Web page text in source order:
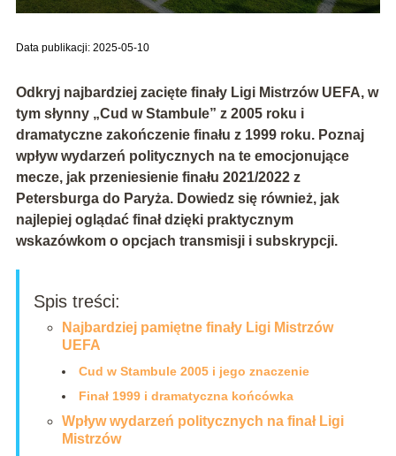
Data publikacji: 2025-05-10
Odkryj najbardziej zacięte finały Ligi Mistrzów UEFA, w
tym słynny „Cud w Stambule” z 2005 roku i
dramatyczne zakończenie finału z 1999 roku. Poznaj
wpływ wydarzeń politycznych na te emocjonujące
mecze, jak przeniesienie finału 2021/2022 z
Petersburga do Paryża. Dowiedz się również, jak
najlepiej oglądać finał dzięki praktycznym
wskazówkom o opcjach transmisji i subskrypcji.
Spis treści:
Najbardziej pamiętne finały Ligi Mistrzów
UEFA
Cud w Stambule 2005 i jego znaczenie
Finał 1999 i dramatyczna końcówka
Wpływ wydarzeń politycznych na finał Ligi
Mistrzów